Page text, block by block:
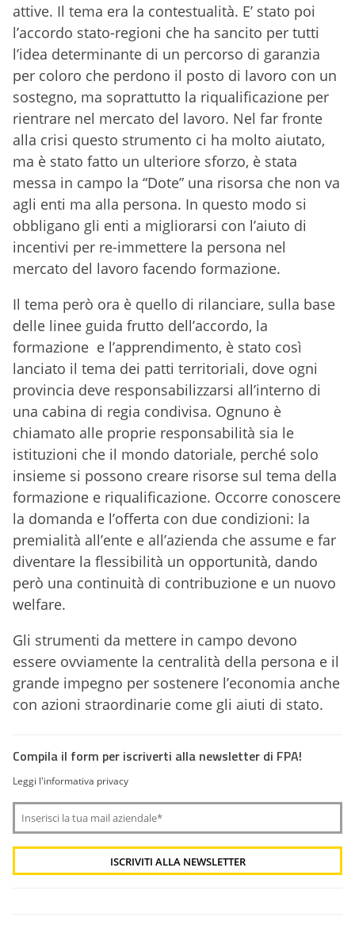
attive. Il tema era la contestualità. E’ stato poi
l’accordo stato-regioni che ha sancito per tutti
l’idea determinante di un percorso di garanzia
per coloro che perdono il posto di lavoro con un
sostegno, ma soprattutto la riqualificazione per
rientrare nel mercato del lavoro. Nel far fronte
alla crisi questo strumento ci ha molto aiutato,
ma è stato fatto un ulteriore sforzo, è stata
messa in campo la “Dote” una risorsa che non va
agli enti ma alla persona. In questo modo si
obbligano gli enti a migliorarsi con l’aiuto di
incentivi per re-immettere la persona nel
mercato del lavoro facendo formazione.
Il tema però ora è quello di rilanciare, sulla base
delle linee guida frutto dell’accordo, la
formazione e l’apprendimento, è stato così
lanciato il tema dei patti territoriali, dove ogni
provincia deve responsabilizzarsi all’interno di
una cabina di regia condivisa. Ognuno è
chiamato alle proprie responsabilità sia le
istituzioni che il mondo datoriale, perché solo
insieme si possono creare risorse sul tema della
formazione e riqualificazione. Occorre conoscere
la domanda e l’offerta con due condizioni: la
premialità all’ente e all’azienda che assume e far
diventare la flessibilità un opportunità, dando
però una continuità di contribuzione e un nuovo
welfare.
Gli strumenti da mettere in campo devono
essere ovviamente la centralità della persona e il
grande impegno per sostenere l’economia anche
con azioni straordinarie come gli aiuti di stato.
Compila il form per iscriverti alla newsletter di FPA!
Leggi l'informativa privacy